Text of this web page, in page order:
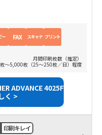
ー FAX スキャナ プリント
月間印刷枚数（推定）
～5,000枚（25～250枚／日）程度
ADVANCE 4025F
く >
印刷キレイ